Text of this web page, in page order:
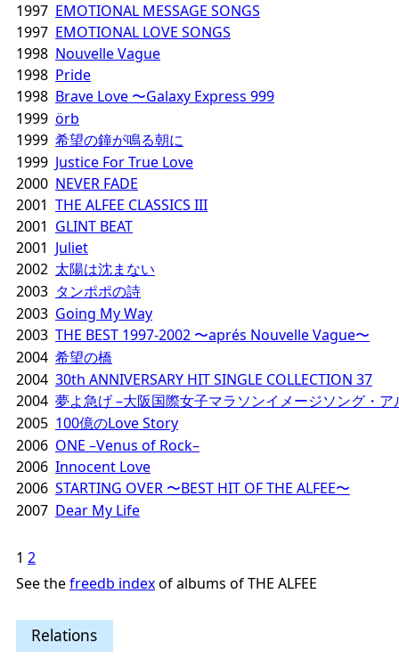
1997 EMOTIONAL MESSAGE SONGS
1997 EMOTIONAL LOVE SONGS
1998 Nouvelle Vague
1998 Pride
1998 Brave Love 〜Galaxy Express 999
1999 örb
1999 希望の鐘が鳴る朝に
1999 Justice For True Love
2000 NEVER FADE
2001 THE ALFEE CLASSICS III
2001 GLINT BEAT
2001 Juliet
2002 太陽は沈まない
2003 タンポポの詩
2003 Going My Way
2003 THE BEST 1997-2002 〜aprés Nouvelle Vague〜
2004 希望の橋
2004 30th ANNIVERSARY HIT SINGLE COLLECTION 37
2004 夢よ急げ –大阪国際女子マラソンイメージソング・ア
2005 100億のLove Story
2006 ONE –Venus of Rock–
2006 Innocent Love
2006 STARTING OVER 〜BEST HIT OF THE ALFEE〜
2007 Dear My Life
1 2
See thefreedb indexof albums of THE ALFEE
Relations